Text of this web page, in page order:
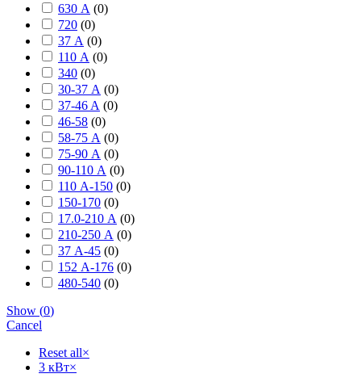
630 А (0)
720 (0)
37 А (0)
110 А (0)
340 (0)
30-37 А (0)
37-46 A (0)
46-58 (0)
58-75 А (0)
75-90 А (0)
90-110 А (0)
110 А-150 (0)
150-170 (0)
17.0-210 А (0)
210-250 А (0)
37 А-45 (0)
152 А-176 (0)
480-540 (0)
Show (0)
Cancel
Reset all×
3 кВт×